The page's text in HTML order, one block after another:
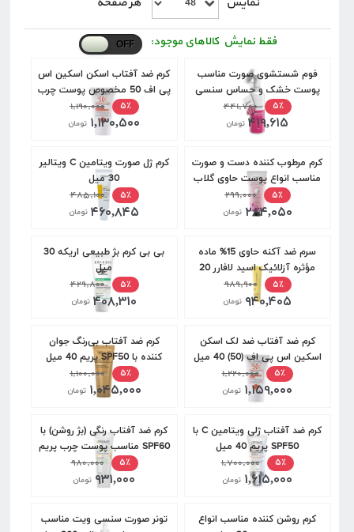
فقط نمایش کالاهای موجود:
فوم شستشوی صورت مناسب
پوست خشک و حساس سنسی
ویت ویتالیر 150 میل
۵٪ ۴۴۱,۷۰۰
۴۱۹,۶۱۵ تومان
کرم ضد آفتاب اسکن اسکین اس
پی اف 50 مخصوص پوست چرب
40 میل ۵٪ ۱,۱۹۰,۰۰۰
۱,۱۳۰,۵۰۰ تومان
كرم مرطوب كننده دست و صورت
مناسب انواع پوست حاوی گلاب
دیپ سنس 60 میل
۵٪ ۲۹۹,۰۰۰
۲۸۴,۰۵۰ تومان
کرم ژل صورت ویتامین C ویتالیر
30 میل
۵٪
۴۸۵,۱۰۰
۴۶۰,۸۴۵ تومان
سرم ضد آکنه حاوی 15% ماده
مؤثره آزلائیک اسید لافارر 20
میل ۵٪ ۹۸۹,۹۰۰
۹۴۰,۴۰۵ تومان
بی بی کرم بژ طبیعی اریکه 30
میل
۵٪
۴۲۹,۸۰۰
۴۰۸,۳۱۰ تومان
کرم ضد آفتاب ضد لک اسکن
اسکین اس پی اف (50) 40 میل
۵٪
۱,۲۲۰,۰۰۰
۱,۱۵۹,۰۰۰ تومان
کرم ضد آفتاب بی‌رنگ جوان
کننده با SPF50 پریم 40 میل
۵٪
۱,۱۰۰,۰۰۰
۱,۰۴۵,۰۰۰ تومان
کرم ضد آفتاب ژلی ویتامین C با
SPF50 پریم 40 میل
۵٪
۱,۷۰۰,۰۰۰
۱,۶۱۵,۰۰۰ تومان
کرم ضد آفتاب رنگی (بژ روشن) با
SPF60 مناسب پوست چرب پریم
40 میل۵٪ ۹۸۰,۰۰۰
۹۳۱,۰۰۰ تومان
کرم روشن کننده مناسب انواع
تونر صورت سنسی ویت مناسب